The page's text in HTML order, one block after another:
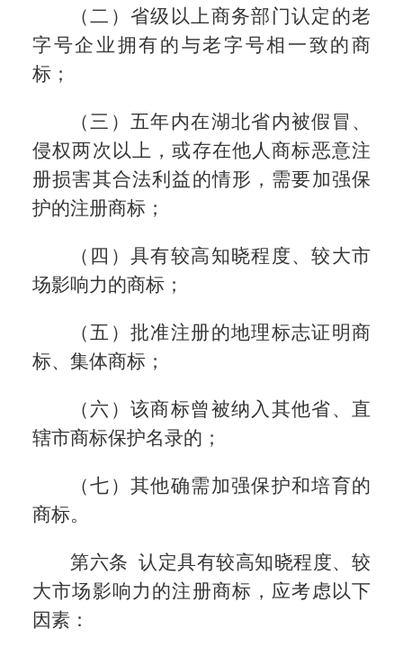
（二）省级以上商务部门认定的老
字号企业拥有的与老字号相一致的商
标；
（三）五年内在湖北省内被假冒、
侵权两次以上，或存在他人商标恶意注
册损害其合法利益的情形，需要加强保
护的注册商标；
（四）具有较高知晓程度、较大市
场影响力的商标；
（五）批准注册的地理标志证明商
标、集体商标；
（六）该商标曾被纳入其他省、直
辖市商标保护名录的；
（七）其他确需加强保护和培育的
商标。
第六条 认定具有较高知晓程度、较
大市场影响力的注册商标，应考虑以下
因素：